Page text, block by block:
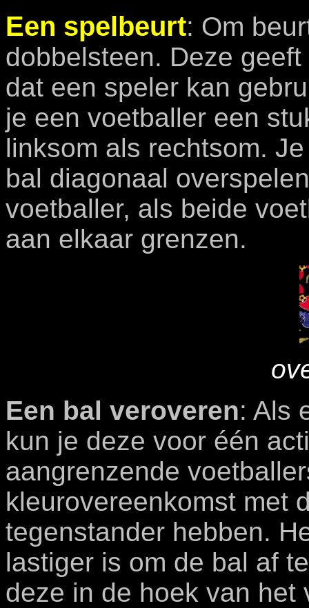
Een spelbeurt: Om
dobbelsteen. Deze
dat een speler kan
je een voetballer een
linksom als rechtsom.
bal diagonaal
voetballer, als beide
aan elkaar grenzen.
Een bal veroveren: Als
kun je deze voor één
aangrenzende
kleurovereenkomst met
tegenstander hebben.
lastiger is om de bal af
deze in de hoek van het